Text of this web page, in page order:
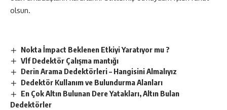
olsun.
Nokta İmpact Beklenen Etkiyi Yaratıyor mu ?
Vlf Dedektör Çalışma mantığı
Derin Arama Dedektörleri – Hangisini Almalıyız
Dedektör Kullanım ve Bulundurma Alanları
En Çok Altın Bulunan Dere Yatakları, Altın Bulan
Dedektörler